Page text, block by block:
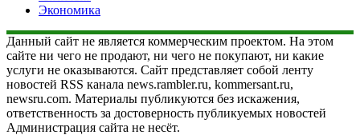
Экономика
Данный сайт не является коммерческим проектом. На этом
сайте ни чего не продают, ни чего не покупают, ни какие
услуги не оказываются. Сайт представляет собой ленту
новостей RSS канала news.rambler.ru, kommersant.ru,
newsru.com. Материалы публикуются без искажения,
ответственность за достоверность публикуемых новостей
Администрация сайта не несёт.